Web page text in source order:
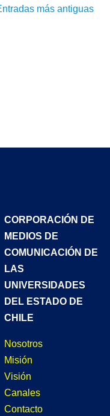
más antiguas
CORPORACIÓN DE
MEDIOS DE
COMUNICACIÓN DE
LAS
UNIVERSIDADES
DEL ESTADO DE
CHILE
Nosotros
Misión
Visión
Canales
Contacto